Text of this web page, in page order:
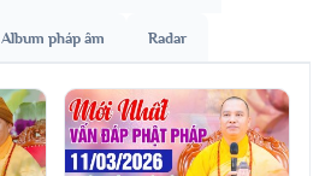
Album pháp âm Radar